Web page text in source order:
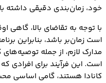
خود، زمان‌بندی دقیقی داشته
با توجه به تقاضای بالا،
است زمان‌بر باشد، بنابراین
مدارک لازم، از جمله
است. این فرآیند برای افرادی
کانادا هستند، گامی اساسی